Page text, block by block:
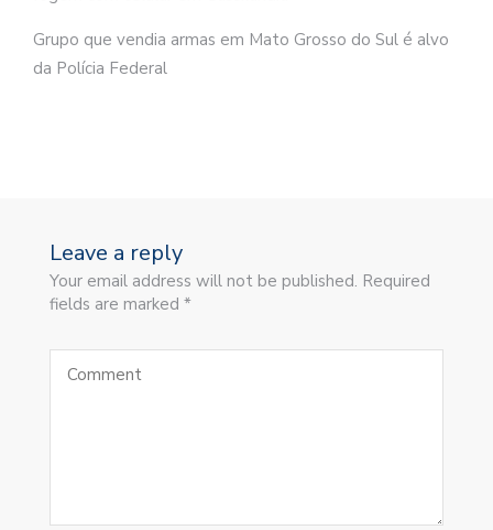
Grupo que vendia armas em Mato Grosso do Sul é alvo
da Polícia Federal
Leave a reply
Your email address will not be published. Required
fields are marked *